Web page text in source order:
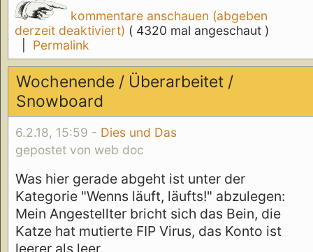
kommentare anschauen (abgeben
derzeit deaktiviert) ( 4320 mal angeschaut )
Permalink
Wochenende / Überarbeitet /
Snowboard
6.2.18, 15:59 - Dies und Das
gepostet von web doc
Was hier gerade abgeht ist unter der
Kategorie "Wenns läuft, läufts!" abzulegen:
Mein Angestellter bricht sich das Bein, die
Katze hat mutierte FIP Virus, das Konto ist
leerer als leer.